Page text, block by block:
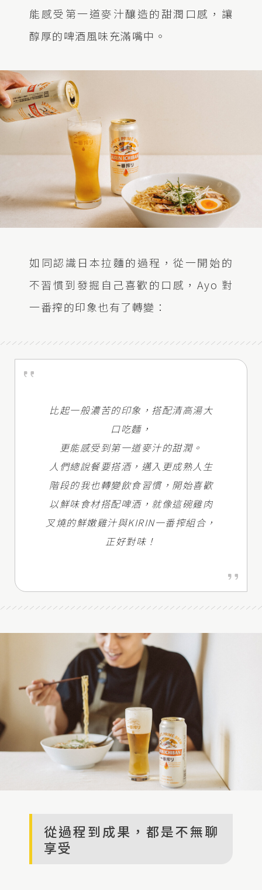
能感受第一道麥汁釀造的甜潤口感，讓
醇厚的啤酒風味充滿嘴中。
如同認識日本拉麵的過程，從一開始的
不習慣到發掘自己喜歡的口感，Ayo 對
一番搾的印象也有了轉變：
比起一般濃苦的印象，搭配清高湯大
口吃麵，
更能感受到第一道麥汁的甜潤。
人們總說餐要搭酒，邁入更成熟人生
階段的我也轉變飲食習慣，開始喜歡
以鮮味食材搭配啤酒，就像這碗雞肉
叉燒的鮮嫩雞汁與KIRIN一番搾組合，
正好對味！
從過程到成果，都是不無聊
享受